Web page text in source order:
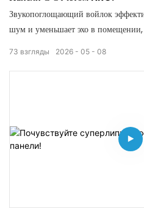
Звукопоглощающий войлок
шум и уменьшает эхо в помещении,
более тихими и комфортными.
2026 05 08
73 взгляды